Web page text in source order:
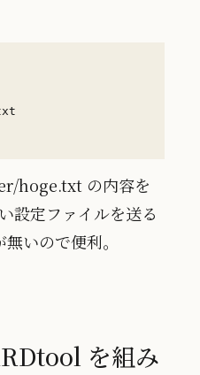
hoge.txt の内容を
設定ファイルを送る
いので便利。
を組み